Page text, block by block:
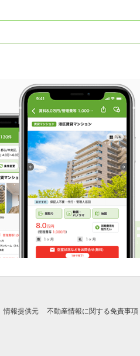
情報提供元 不動産情報に関する免責事項